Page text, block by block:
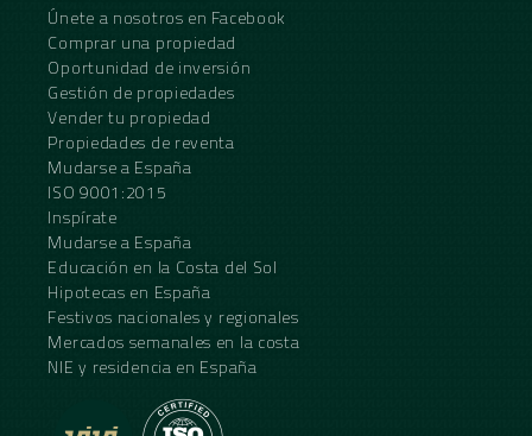
Únete a nosotros en Facebook
Comprar una propiedad
Oportunidad de inversión
Gestión de propiedades
Vender tu propiedad
Propiedades de reventa
Mudarse a España
ISO 9001:2015
Inspírate
Mudarse a España
Educación en la Costa del Sol
Hipotecas en España
Festivos nacionales y regionales
Mercados semanales en la costa
NIE y residencia en España